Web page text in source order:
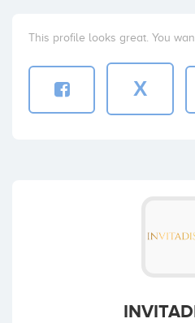
This profile looks great. You
X